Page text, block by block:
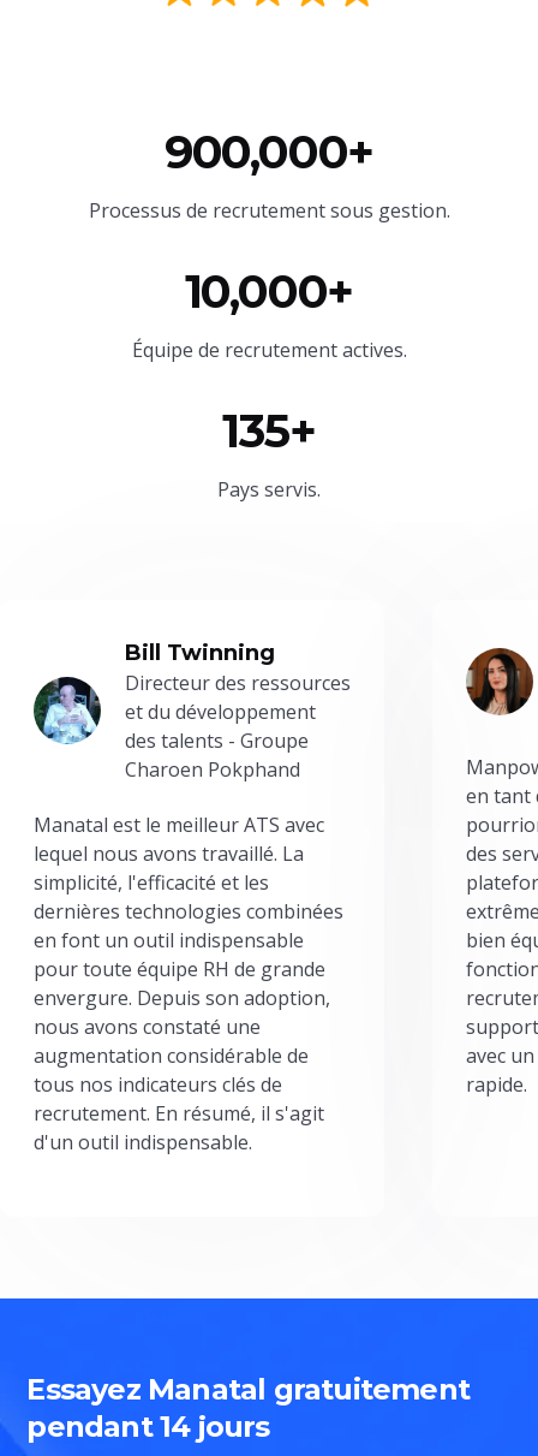
900,000+
Processus de recrutement sous gestion.
10,000+
Équipe de recrutement actives.
135+
Pays servis.
Bill Twinning
Directeur des ressources
et du développement
des talents - Groupe
Charoen Pokphand
Manatal est le meilleur ATS avec
lequel nous avons travaillé. La
simplicité, l'efficacité et les
dernières technologies combinées
en font un outil indispensable
pour toute équipe RH de grande
envergure. Depuis son adoption,
nous avons constaté une
augmentation considérable de
tous nos indicateurs clés de
recrutement. En résumé, il s'agit
d'un outil indispensable.
en tant
des
bien
avec
rapide.
Essayez Manatal gratuitement
pendant 14 jours